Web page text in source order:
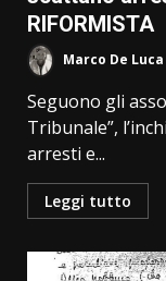
RIFORMISTA
Marco De Luca
Seguono gli
Tribunale”,
arresti e...
Leggi tutto